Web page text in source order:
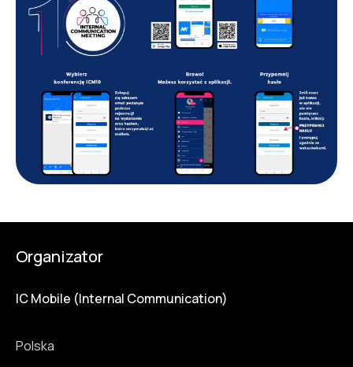
Organizator
IC Mobile (Internal Communication)
Polska